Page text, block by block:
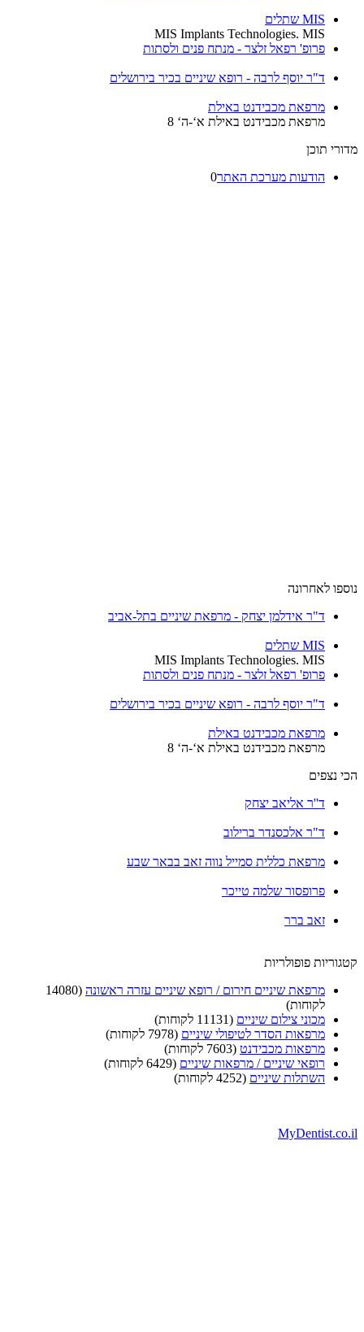
MIS שתלים
MIS Implants Technologies. MIS
פרופ' רפאל זלצר - מנתח פנים ולסתות
ד"ר יוסף לרבה - רופא שיניים בכיר בירושלים
מרפאת מכבידנט באילת
מרפאת מכבידנט באילת א‘-ה‘ 8
תוכן
הודעות מערכת האתר0
לאחרונה
ד"ר אידלמן יצחק - מרפאת שיניים בתל-אביב
MIS שתלים
MIS Implants Technologies. MIS
פרופ' רפאל זלצר - מנתח פנים ולסתות
ד"ר יוסף לרבה - רופא שיניים בכיר בירושלים
מרפאת מכבידנט באילת
מרפאת מכבידנט באילת א‘-ה‘ 8
נצפים
ד''ר אליאב יצחק
ד"ר אלכסנדר ברילוב
מרפאת כללית סמייל נווה זאב בבאר שבע
פרופסור שלמה טייכר
זאב ברר
פופולריות
מרפאת שיניים חירום / רופא שיניים עזרה ראשונה (14080
לקוחות)
מכוני צילום שיניים (11131 לקוחות)
מרפאות הסדר לטיפולי שיניים (7978 לקוחות)
מרפאות מכבידנט (7603 לקוחות)
רופאי שיניים / מרפאות שיניים (6429 לקוחות)
השתלות שיניים (4252 לקוחות)